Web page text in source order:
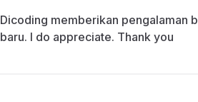
Dicoding memberikan pengalaman
baru. I do appreciate. Thank you